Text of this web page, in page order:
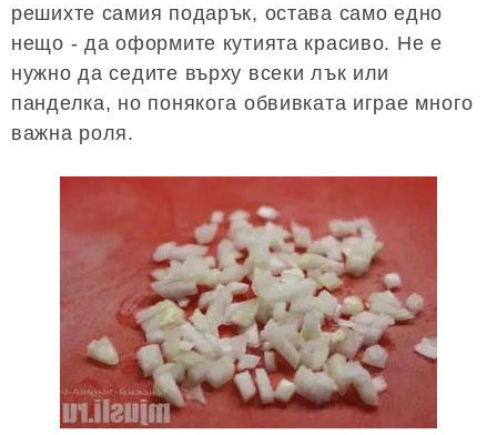
решихте самия подарък, остава само едно
нещо - да оформите кутията красиво. Не е
нужно да седите върху всеки лък или
панделка, но понякога обвивката играе много
важна роля.